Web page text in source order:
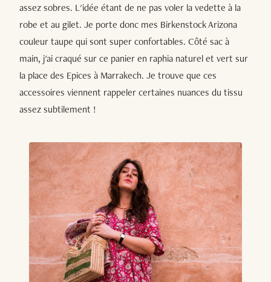
assez sobres. L'idée étant de ne pas voler la vedette à la
robe et au gilet. Je porte donc mes Birkenstock Arizona
couleur taupe qui sont super confortables. Côté sac à
main, j'ai craqué sur ce panier en raphia naturel et vert sur
la place des Epices à Marrakech. Je trouve que ces
accessoires viennent rappeler certaines nuances du tissu
assez subtilement !